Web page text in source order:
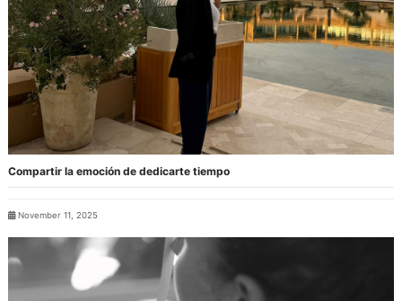
Compartir la emoción de dedicarte tiempo
November 11, 2025